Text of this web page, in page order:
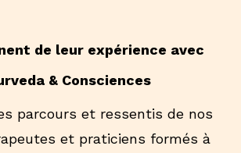
de leur expérience avec
& Consciences
parcours et ressentis de nos
et praticiens formés à